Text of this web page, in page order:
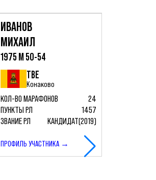
ИВАНОВ
МИХАИЛ
1975 М 50-54
ТВЕ
Конаково
КОЛ-ВО МАРАФОНОВ
24
ПУНКТЫ РЛ
1457
ЗВАНИЕ РЛ
КАНДИДАТ(2019)
ПРОФИЛЬ УЧАСТНИКА →